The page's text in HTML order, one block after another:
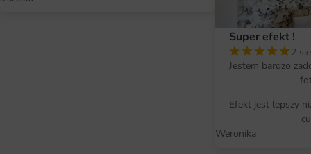
Super efekt !
2
Jestem bardzo
Efekt jest lepszy
Weronika